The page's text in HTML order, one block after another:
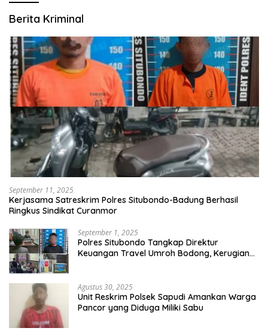
Berita Kriminal
September 11, 2025
Kerjasama Satreskrim Polres Situbondo-Badung Berhasil
Ringkus Sindikat Curanmor
September 1, 2025
Polres Situbondo Tangkap Direktur
Keuangan Travel Umroh Bodong, Kerugian
Agustus 30, 2025
Unit Reskrim Polsek Sapudi Amankan Warga
Pancor yang Diduga Miliki Sabu